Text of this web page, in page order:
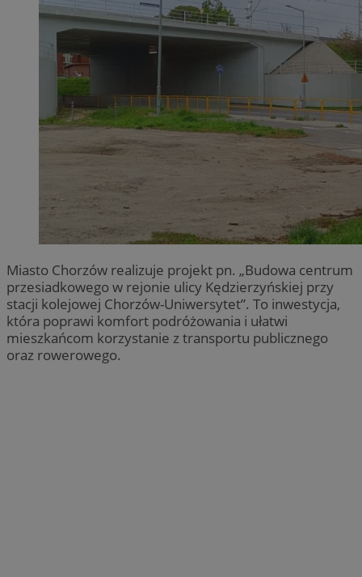
Miasto Chorzów realizuje projekt pn. „Budowa centrum
przesiadkowego w rejonie ulicy Kędzierzyńskiej przy
stacji kolejowej Chorzów-Uniwersytet”. To inwestycja,
która poprawi komfort podróżowania i ułatwi
mieszkańcom korzystanie z transportu publicznego
oraz rowerowego.